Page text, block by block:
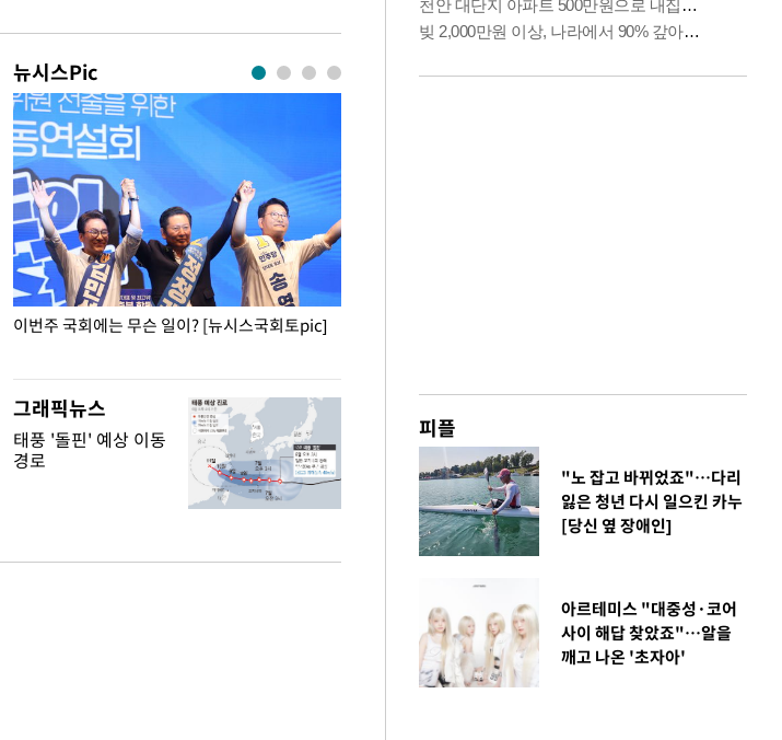
뉴시스Pic
이번주 국회에는 무슨 일이? [뉴시스국회토pic]
그래픽뉴스
태풍 '돌핀' 예상 이동
경로
피플
"노 잡고 바뀌었죠"…다리
잃은 청년 다시 일으킨 카누
[당신 옆 장애인]
아르테미스 "대중성·코어
사이 해답 찾았죠"…알을
깨고 나온 '초자아'